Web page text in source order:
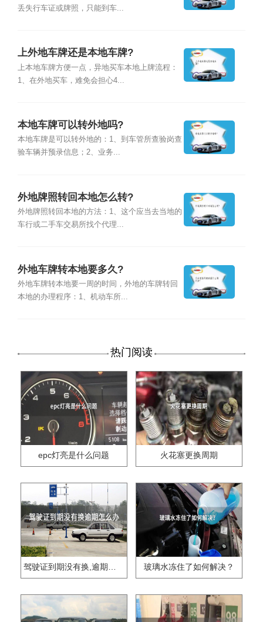
丢失行车证或牌照，只能到车...
上外地车牌还是本地车牌?
上本地车牌方便一点，异地买车本地上牌流程：
1、在外地买车，难免会担心4...
本地车牌可以转外地吗?
本地车牌是可以转外地的：1、到车管所查验岗查
验车辆并预录信息；2、业务...
外地牌照转回本地怎么转?
外地牌照转回本地的方法：1、这个应当去当地的
车行或二手车交易所找个代理...
外地车牌转本地要多久?
外地车牌转本地要一周的时间，外地的车牌转回
本地的办理程序：1、机动车所...
热门阅读
epc灯亮是什么问题 火花塞更换周期
驾驶证到期没有换,逾期怎么办?? 玻璃水冻住了如何解决？